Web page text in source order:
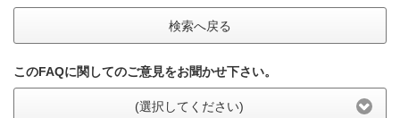
検索へ戻る
このFAQに関してのご意見をお聞かせ下さい。
(選択してください)